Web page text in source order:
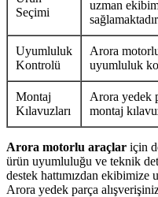
Seçimi
uzman
Uyumluluk
Kontrolü
Arora
uyumluluk
Montaj
Kılavuzları
Arora yedek
montaj
Arora motorlu araçlar için
ürün uyumluluğu ve teknik
destek hattımızdan
Arora yedek parça